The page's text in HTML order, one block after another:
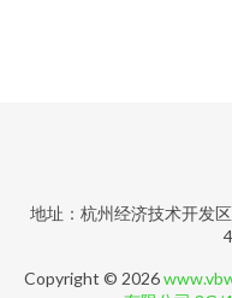
地址：杭州经济技术开发
Copyright © 2026